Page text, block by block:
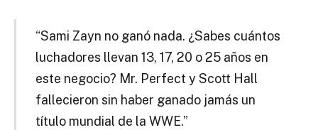
“Sami Zayn no ganó nada. ¿Sabes cuántos
luchadores llevan 13, 17, 20 o 25 años en
este negocio? Mr. Perfect y Scott Hall
fallecieron sin haber ganado jamás un
título mundial de la WWE.”